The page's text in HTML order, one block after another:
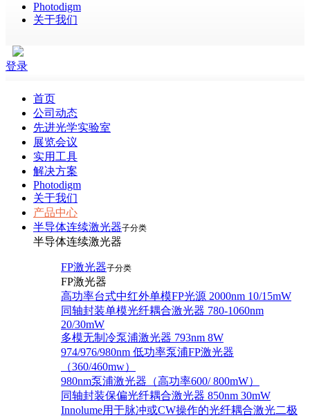
Photodigm
关于我们
登录
首页
公司动态
先进光学实验室
展览会议
实用工具
解决方案
Photodigm
关于我们
产品中心
半导体连续激光器子分类
半导体连续激光器
FP激光器子分类
FP激光器
高功率台式中红外单模FP光源 2000nm 10/15mW
同轴封装单模光纤耦合激光器 780-1060nm
20/30mW
多模无制冷泵浦激光器 793nm 8W
974/976/980nm 低功率泵浦FP激光器
（360/460mw）
980nm泵浦激光器（高功率600/ 800mW）
同轴封装保偏光纤耦合激光器 850nm 30mW
Innolume用于脉冲或CW操作的光纤耦合激光二极